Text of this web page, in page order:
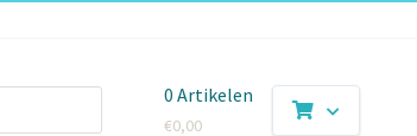
0 Artikelen
€0,00